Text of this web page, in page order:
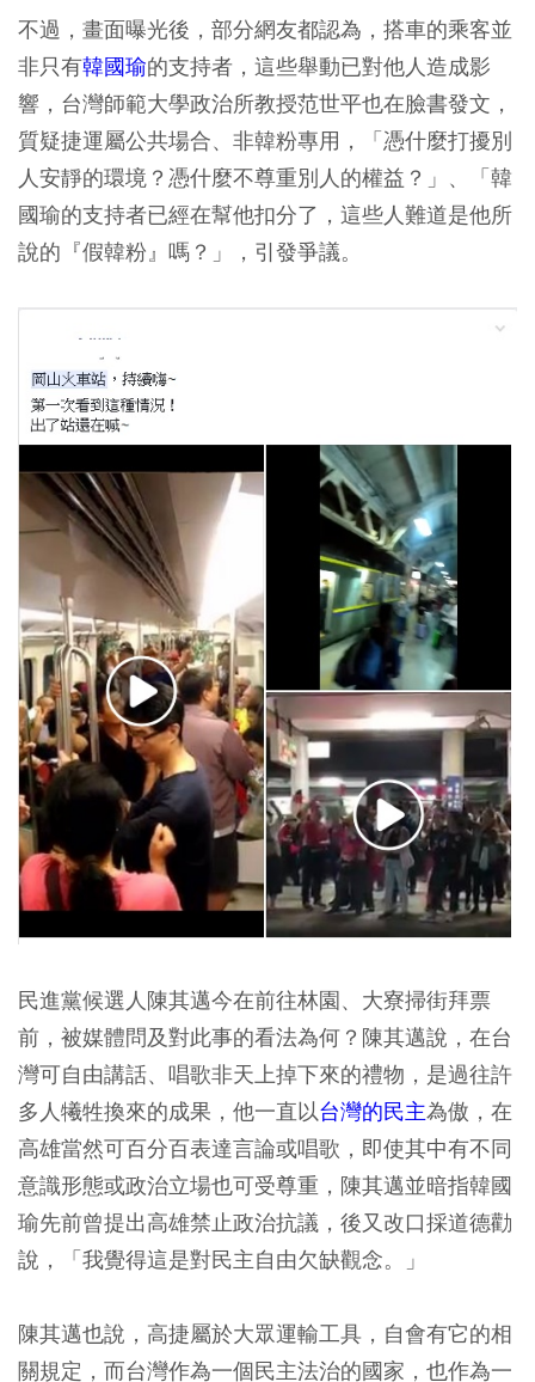
不過，畫面曝光後，部分網友都認為，搭車的乘客並
非只有韓國瑜的支持者，這些舉動已對他人造成影
響，台灣師範大學政治所教授范世平也在臉書發文，
質疑捷運屬公共場合、非韓粉專用，「憑什麼打擾別
人安靜的環境？憑什麼不尊重別人的權益？」、「韓
國瑜的支持者已經在幫他扣分了，這些人難道是他所
說的『假韓粉』嗎？」，引發爭議。
民進黨候選人陳其邁今在前往林園、大寮掃街拜票
前，被媒體問及對此事的看法為何？陳其邁說，在台
灣可自由講話、唱歌非天上掉下來的禮物，是過往許
多人犧牲換來的成果，他一直以台灣的民主為傲，在
高雄當然可百分百表達言論或唱歌，即使其中有不同
意識形態或政治立場也可受尊重，陳其邁並暗指韓國
瑜先前曾提出高雄禁止政治抗議，後又改口採道德勸
說，「我覺得這是對民主自由欠缺觀念。」
陳其邁也說，高捷屬於大眾運輸工具，自會有它的相
關規定，而台灣作為一個民主法治的國家，也作為一